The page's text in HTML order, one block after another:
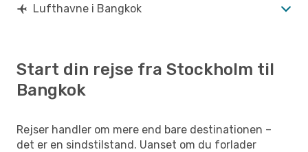
Lufthavne i Bangkok
Start din rejse fra Stockholm til
Bangkok
Rejser handler om mere end bare destinationen –
det er en sindstilstand. Uanset om du forlader